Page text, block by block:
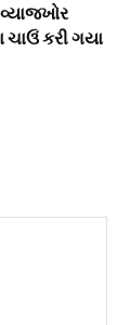
કરી ગયા